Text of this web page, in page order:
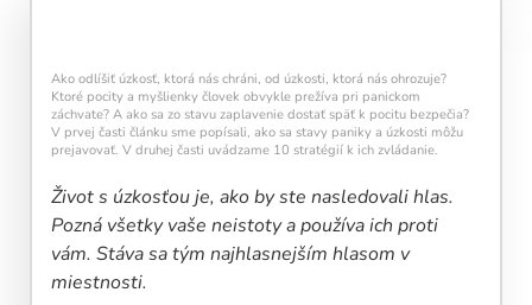
Kalendár sleduje vašu dennú tréningovú
aktivitu:
Ako odlíšiť úzkosť, ktorá nás chráni, od úzkosti, ktorá nás ohrozuje?
Ktoré pocity a myšlienky človek obvykle prežíva pri panickom
záchvate? A ako sa zo stavu zaplavenie dostať späť k pocitu bezpečia?
V prvej časti článku sme popísali, ako sa stavy paniky a úzkosti môžu
prejavovať. V druhej časti uvádzame 10 stratégií k ich zvládanie.
Život s úzkosťou je, ako by ste nasledovali hlas.
Pozná všetky vaše neistoty a používa ich proti
vám. Stáva sa tým najhlasnejším hlasom v
miestnosti.